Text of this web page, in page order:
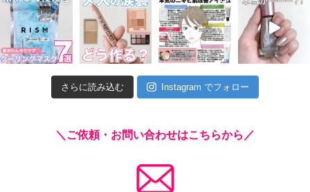
さらに読み込む Instagram でフォロー
＼ご依頼・お問い合わせはこちらから／